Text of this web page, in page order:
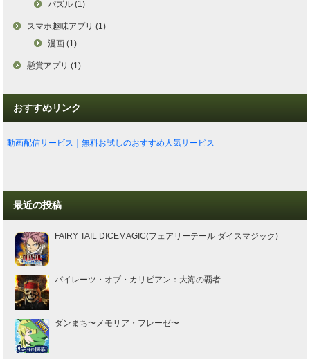
パズル (1)
スマホ趣味アプリ (1)
漫画 (1)
懸賞アプリ (1)
おすすめリンク
動画配信サービス｜無料お試しのおすすめ人気サービス
最近の投稿
FAIRY TAIL DICEMAGIC(フェアリーテール ダイスマジック)
パイレーツ・オブ・カリビアン：大海の覇者
ダンまち〜メモリア・フレーゼ〜